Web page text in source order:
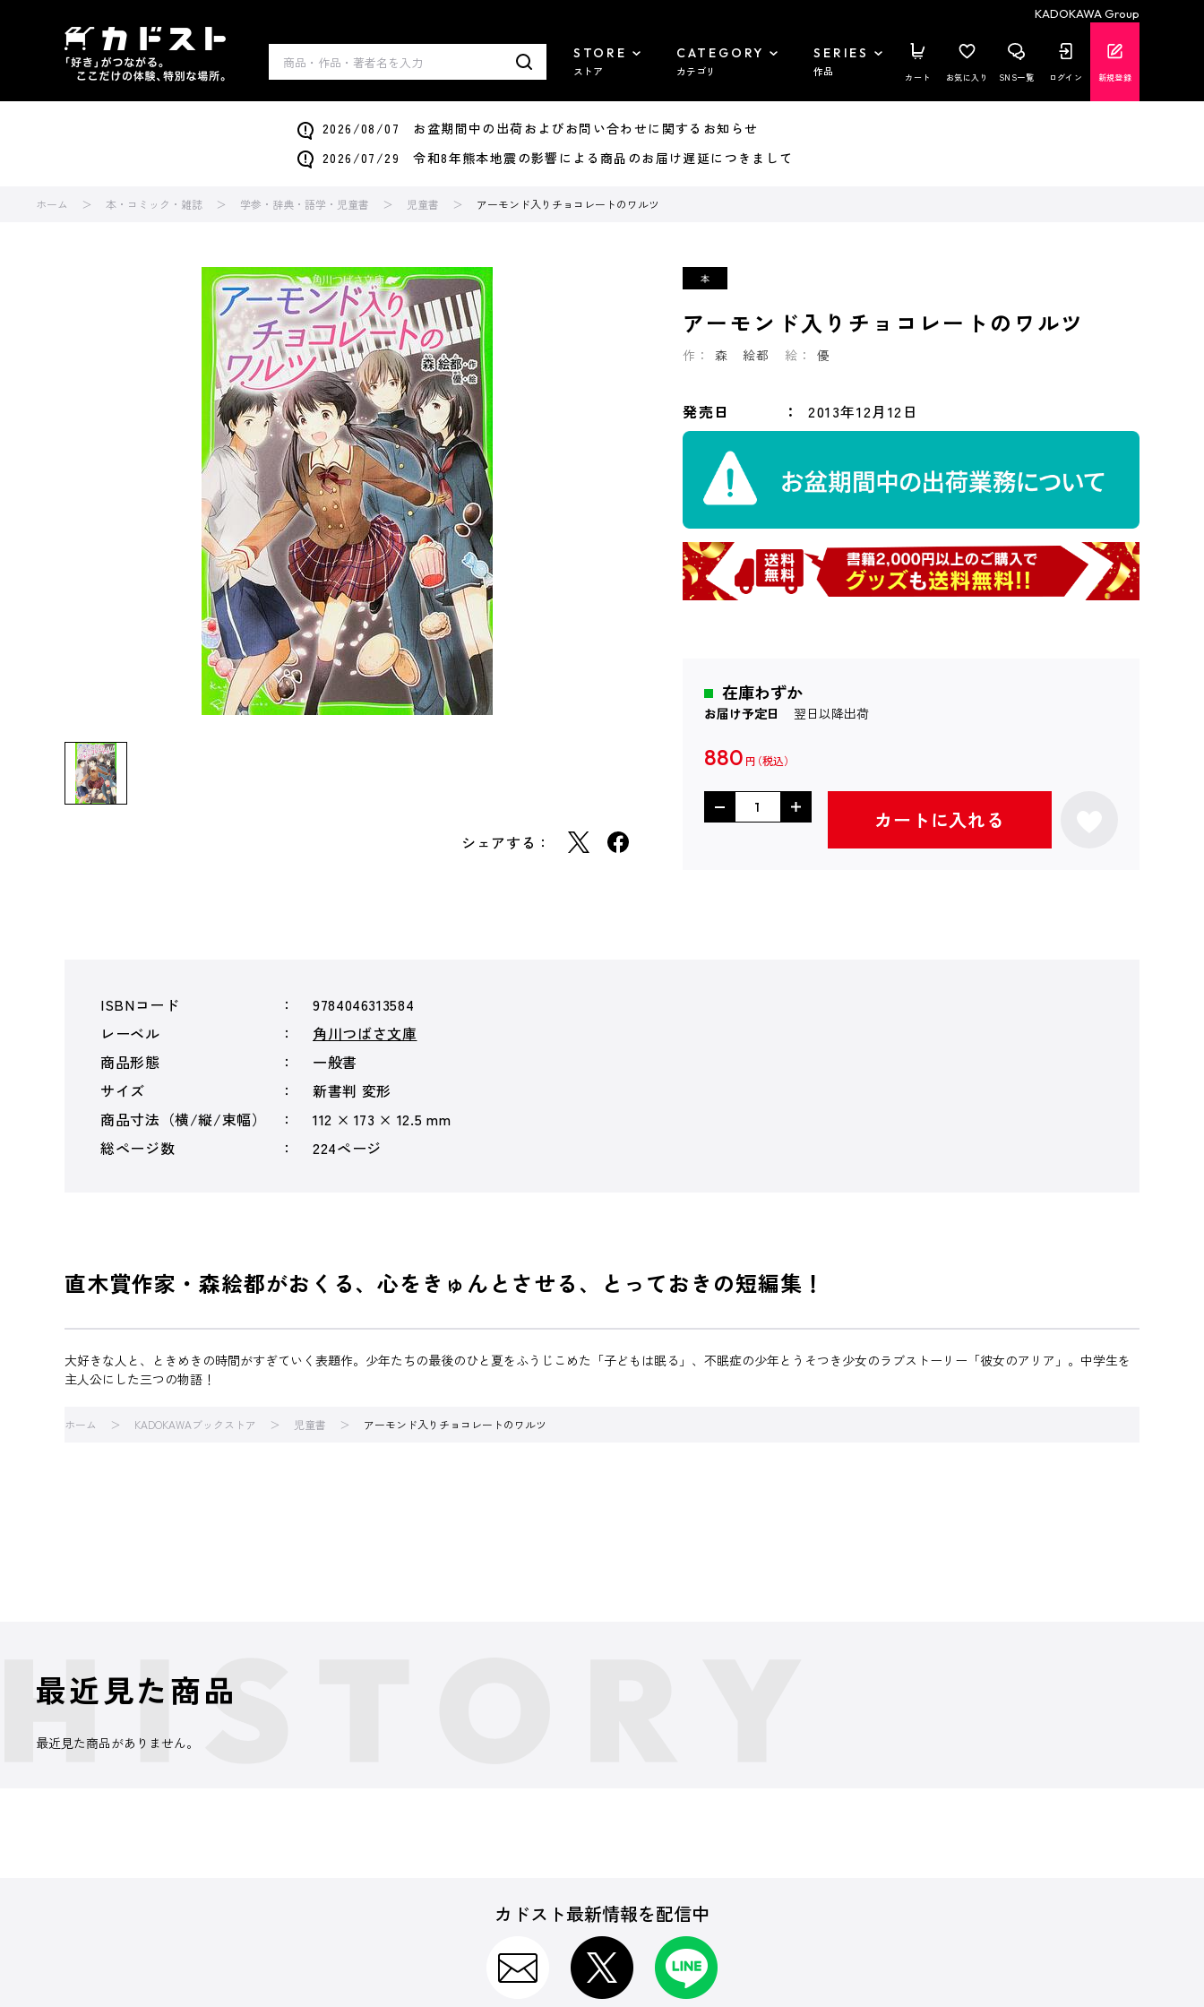
KADOKAWA Group
STORE
ストア
CATEGORY
カテゴリ
SERIES
作品 カート お気に入り SNS一覧 ログイン 新規登録
2026/08/07 お盆期間中の出荷およびお問い合わせに関するお知らせ
2026/07/29 令和8年熊本地震の影響による商品のお届け遅延につきまして
ホーム 本・コミック・雑誌 学参・辞典・語学・児童書 児童書 アーモンド入りチョコレートのワルツ
シェアする：
アーモンド入りチョコレートのワルツ
作： 森 絵都 絵： 優
発売日 2013年12月12日
在庫わずか
お届け予定日 翌日以降出荷
880 円
カートに入れる
ISBNコード
9784046313584
レーベル
角川つばさ文庫
商品形態
一般書
サイズ
新書判 変形
商品寸法（横/縦/束幅）
112 × 173 × 12.5 mm
総ページ数
224ページ
直木賞作家・森絵都がおくる、心をきゅんとさせる、とっておきの短編集！
大好きな人と、ときめきの時間がすぎていく表題作。少年たちの最後のひと夏をふうじこめた「子どもは眠る」、不眠症の少年とうそつき少女のラブストーリー「彼女のアリア」。中学生を
主人公にした三つの物語！
ホーム KADOKAWAブックストア 児童書 アーモンド入りチョコレートのワルツ
最近見た商品
最近見た商品がありません。
カドスト最新情報を配信中